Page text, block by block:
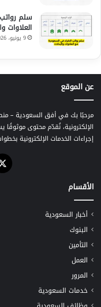
العلاوات
9 يونيو، 2026
عن الموقع
مرحبًا بك في أفق السعودية –
الإلكترونية، نُقدّم محتوى
إجراءات الخدمات الإلكترونية
الأقسام
أخبار السعودية
البنوك
التأمين
العمل
المرور
خدمات السعودية